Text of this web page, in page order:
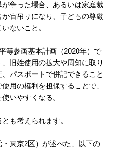
争った場合、あるいは家庭裁
宙吊りになり、子どもの尊厳
ないこと。
等参画基本計画（2020年）で
旧姓使用の拡大や周知に取り
パスポートで併記できること
用の権利を担保することで、
いやすくなる。
も考えられます。
東京2区）が述べた、以下の